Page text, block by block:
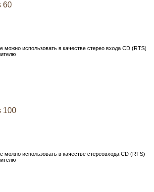
60
использовать в качестве стерео входа CD (RTS)
100
использовать в качестве стереовхода CD (RTS)